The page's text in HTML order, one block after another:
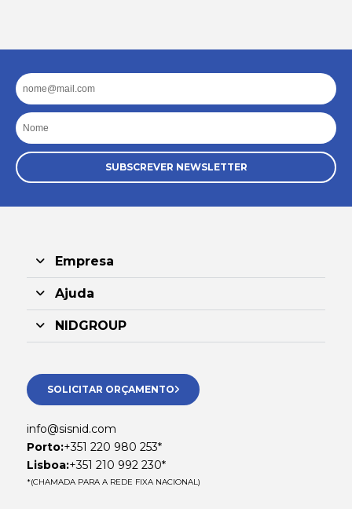
Email
Nome
SUBSCREVER NEWSLETTER
Empresa
Ajuda
NIDGROUP
SOLICITAR ORÇAMENTO
info@sisnid.com
Porto:+351 220 980 253*
Lisboa:+351 210 992 230*
*(CHAMADA PARA A REDE FIXA NACIONAL)